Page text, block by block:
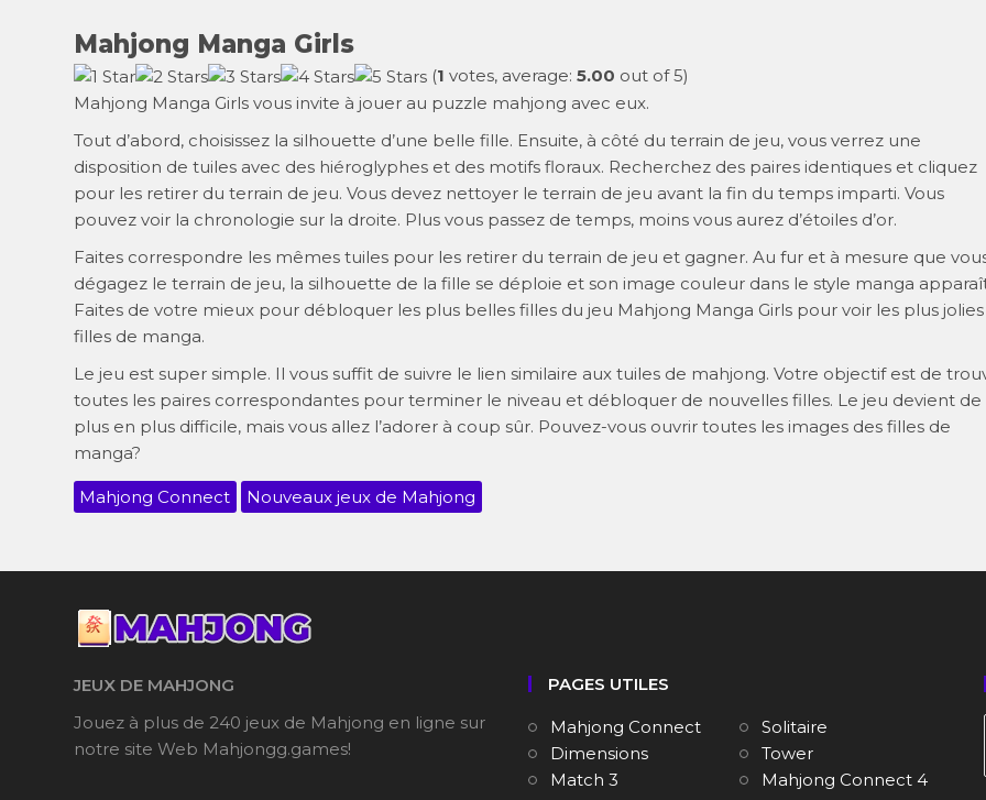
Mahjong Manga Girls
(1 votes, average: 5.00 out of 5)
Mahjong Manga Girls vous invite à jouer au puzzle mahjong avec eux.
Tout d’abord, choisissez la silhouette d’une belle fille. Ensuite, à côté du terrain de jeu, vous verrez une
disposition de tuiles avec des hiéroglyphes et des motifs floraux. Recherchez des paires identiques et cliquez
pour les retirer du terrain de jeu. Vous devez nettoyer le terrain de jeu avant la fin du temps imparti. Vous
pouvez voir la chronologie sur la droite. Plus vous passez de temps, moins vous aurez d’étoiles d’or.
Faites correspondre les mêmes tuiles pour les retirer du terrain de jeu et gagner. Au fur et à mesure que
dégagez le terrain de jeu, la silhouette de la fille se déploie et son image couleur dans le style manga
Faites de votre mieux pour débloquer les plus belles filles du jeu Mahjong Manga Girls pour voir les plus jolies
filles de manga.
Le jeu est super simple. Il vous suffit de suivre le lien similaire aux tuiles de mahjong. Votre objectif est de
toutes les paires correspondantes pour terminer le niveau et débloquer de nouvelles filles. Le jeu devient de
plus en plus difficile, mais vous allez l’adorer à coup sûr. Pouvez-vous ouvrir toutes les images des filles de
manga?
Mahjong Connect Nouveaux jeux de Mahjong
JEUX DE MAHJONG
Jouez à plus de 240 jeux de Mahjong en ligne sur
notre site Web Mahjongg.games!
PAGES UTILES
Mahjong Connect
Solitaire
Dimensions
Tower
Match 3
Mahjong Connect 4